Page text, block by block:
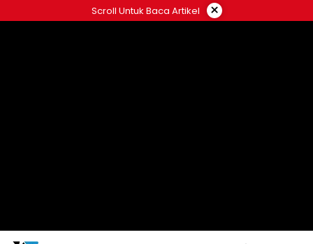
ke
Scroll Untuk Baca Artikel ×